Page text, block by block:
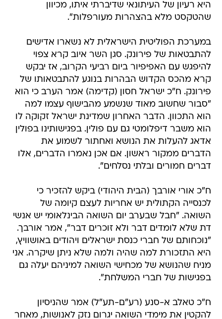
היא רעיון של העיתונאי שדיברתי איתו, מכיוון
שהטקסט מלא בהצהרות מעורפלות".
במערכת הפוליטית הישראלית לא נשארו אדישים
להתבטאות של פירונק. סגן השר איוב קרא צפוי
להיפגש עם האפיפיור ביום רביעי הקרוב, אז יבקש
קרא מהכס הקדוש הבהרות בנוגע להתבטאותו של
פירונק. ח"כ ישראל חסון (קדימה) אמר הערב כי הוא
"סבור שחשוב מאוד שנשמע מהבישוף עצמו למה
הוא התכוון. הדבר האחרון שמדינת ישראל זקוקה לו
הוא משבר דיפלומטי גם עם פולין. בפגישותינו בפולין
אדאג להעלות את הנושא ואחתור לשמוע את
הדברים ממקור ראשון. אם אכן נאמרו הדברים, אלו
דברים חמורים ובלתי נסלחים".
ח"כ אורי אורבך (הבית היהודי) ביקש להזכיר כי
לכנסייה הקתולית יש אחריות לעצם קיומה של
השואה. "חבל שבערב יום השואה הבינלאומי יש אנשי
דת שלא לומדים דבר ולא זוכרים דבר", אמר אורבך.
"נוכחותם של חברי כנסת ישראלים ויהודים באושוויץ,
היא התזכורת למה שהיה ולמה שלא ניתן שיקרה. אני
מניח שהנושא של מכחישי השואה למיניהם יעלה גם
בפגישות של חברי המשלחת".
ח"כ טאלב א-סנע (רע"ם-תע"ל) אמר שהניסיון
להקטין את מימדי השואה יגרום נזק לאנושות, מאחר